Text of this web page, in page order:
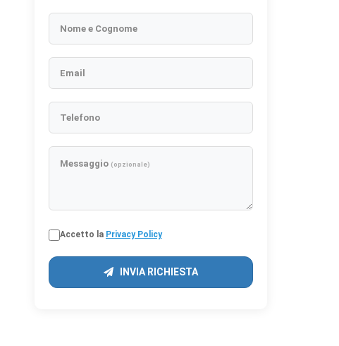
Nome e Cognome
Email
Telefono
Messaggio (opzionale)
Accetto la Privacy Policy
INVIA RICHIESTA